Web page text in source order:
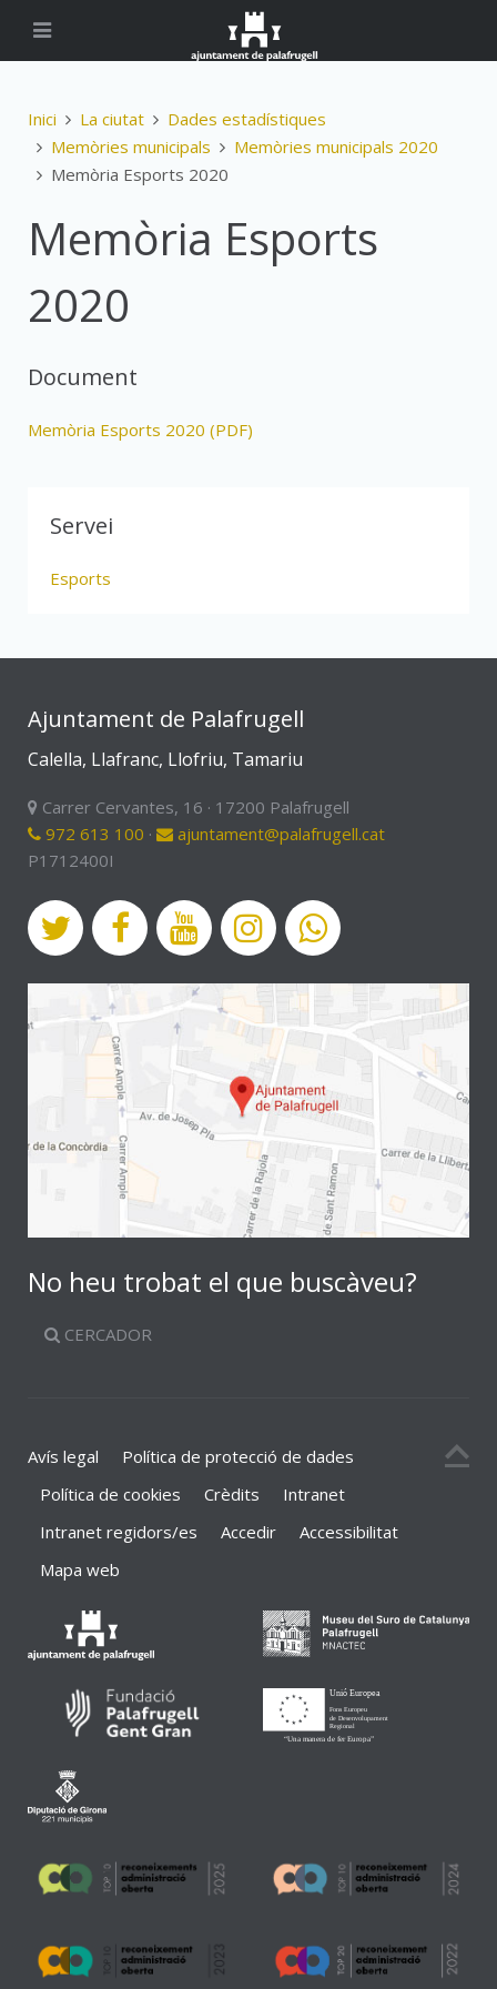
Inici La ciutat
Dades estadístiques
Memòries municipals
Memòries municipals 2020
Memòria Esports 2020
Memòria Esports
2020
Document
Memòria Esports 2020 (PDF)
Servei
Esports
Ajuntament de Palafrugell
Calella, Llafranc, Llofriu, Tamariu
Carrer Cervantes, 16 · 17200 Palafrugell
972 613 100 ·
ajuntament@palafrugell.cat
P1712400I
No heu trobat el que buscàveu?
CERCADOR
Avís legal
Política de protecció de dades
Política de cookies
Crèdits
Intranet
Intranet regidors/es
Accedir
Accessibilitat
Mapa web